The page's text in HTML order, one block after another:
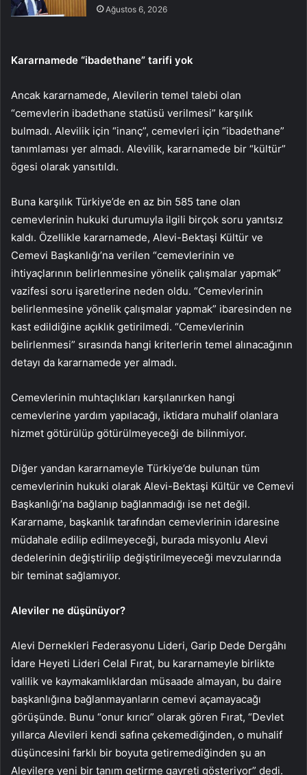
Ağustos 6, 2026
Kararnamede “ibadethane” tarifi yok
Ancak kararnamede, Alevilerin temel talebi olan
“cemevlerin ibadethane statüsü verilmesi” karşılık
bulmadı. Alevilik için “inanç”, cemevleri için “ibadethane”
tanımlaması yer almadı. Alevilik, kararnamede bir “kültür”
ögesi olarak yansıtıldı.
Buna karşılık Türkiye’de en az bin 585 tane olan
cemevlerinin hukuki durumuyla ilgili birçok soru yanıtsız
kaldı. Özellikle kararnamede, Alevi-Bektaşi Kültür ve
Cemevi Başkanlığı’na verilen “cemevlerinin ve
ihtiyaçlarının belirlenmesine yönelik çalışmalar yapmak”
vazifesi soru işaretlerine neden oldu. “Cemevlerinin
belirlenmesine yönelik çalışmalar yapmak” ibaresinden ne
kast edildiğine açıklık getirilmedi. “Cemevlerinin
belirlenmesi” sırasında hangi kriterlerin temel alınacağının
detayı da kararnamede yer almadı.
Cemevlerinin muhtaçlıkları karşılanırken hangi
cemevlerine yardım yapılacağı, iktidara muhalif olanlara
hizmet götürülüp götürülmeyeceği de bilinmiyor.
Diğer yandan kararnameyle Türkiye’de bulunan tüm
cemevlerinin hukuki olarak Alevi-Bektaşi Kültür ve Cemevi
Başkanlığı’na bağlanıp bağlanmadığı ise net değil.
Kararname, başkanlık tarafından cemevlerinin idaresine
müdahale edilip edilmeyeceği, burada misyonlu Alevi
dedelerinin değiştirilip değiştirilmeyeceği mevzularında
bir teminat sağlamıyor.
Aleviler ne düşünüyor?
Alevi Dernekleri Federasyonu Lideri, Garip Dede Dergâhı
İdare Heyeti Lideri Celal Fırat, bu kararnameyle birlikte
valilik ve kaymakamlıklardan müsaade almayan, bu daire
başkanlığına bağlanmayanların cemevi açamayacağı
görüşünde. Bunu “onur kırıcı” olarak gören Fırat, “Devlet
yıllarca Alevileri kendi safına çekemediğinden, o muhalif
düşüncesini farklı bir boyuta getiremediğinden şu an
Alevilere yeni bir tanım getirme gayreti gösteriyor” dedi.